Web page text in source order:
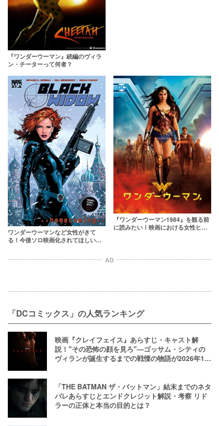
『ワンダーウーマン』続編のヴィラ
ン・チーターって何者？
ワンダーウーマンなど女性がきて
る！今後ソロ映画化されてほしい女
『ワンダーウーマン1984』を観る前
に読みたい！映画における女性ヒー
AD
「DCコミックス」の人気ランキング
映画『クレイフェイス』あらすじ・キャスト解
説！"その恐怖の顔を見ろ"—ゴッサム・シティの
ヴィランが誕生するまでの戦慄の物語が2026年10
「THE BATMAN ザ・バットマン」結末までのネタ
バレあらすじとエンドクレジット解説・考察 リド
ラーの正体と本当の目的とは？